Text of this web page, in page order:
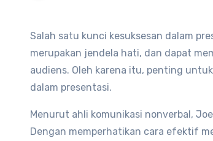
Salah satu kunci kesuksesan dalam
merupakan jendela hati, dan dapat
audiens. Oleh karena itu, penting
dalam presentasi.
Menurut ahli komunikasi nonverbal,
Dengan memperhatikan cara efektif